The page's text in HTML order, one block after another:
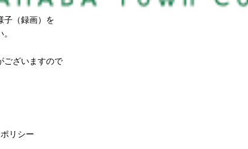
子（録画）を
ございますので
リシー